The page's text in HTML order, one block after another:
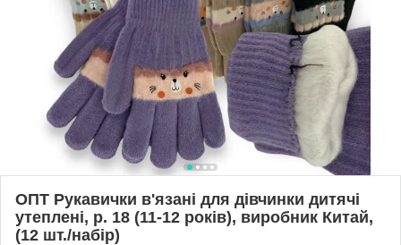
ОПТ Рукавички в'язані для дівчинки дитячі
утеплені, р. 18 (11-12 років), виробник Китай,
(12 шт./набір)